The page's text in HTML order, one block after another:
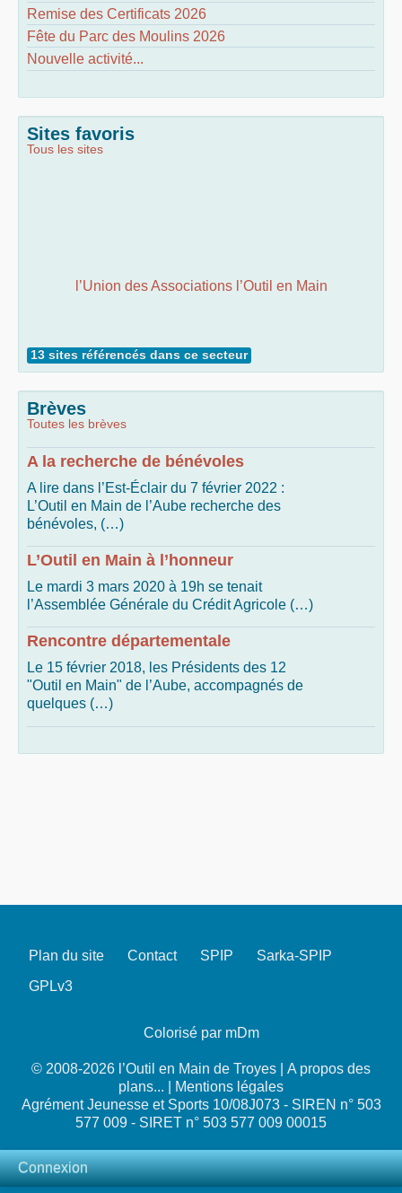
Remise des Certificats 2026
Fête du Parc des Moulins 2026
Nouvelle activité...
Sites favoris
Tous les sites
l’Union des Associations l’Outil en Main
13 sites référencés dans ce secteur
Brèves
Toutes les brèves
A la recherche de bénévoles
A lire dans l’Est-Éclair du 7 février 2022 :
L’Outil en Main de l’Aube recherche des
bénévoles, (…)
L’Outil en Main à l’honneur
Le mardi 3 mars 2020 à 19h se tenait
l’Assemblée Générale du Crédit Agricole (…)
Rencontre départementale
Le 15 février 2018, les Présidents des 12
"Outil en Main" de l’Aube, accompagnés de
quelques (…)
Plan du site Contact SPIP
Sarka-SPIP
GPLv3
Colorisé par mDm
© 2008-2026 l’Outil en Main de Troyes | A propos des
plans...
Mentions légales
Agrément Jeunesse et Sports 10/08J073 - SIREN n° 503
577 009 - SIRET n° 503 577 009 00015
Connexion